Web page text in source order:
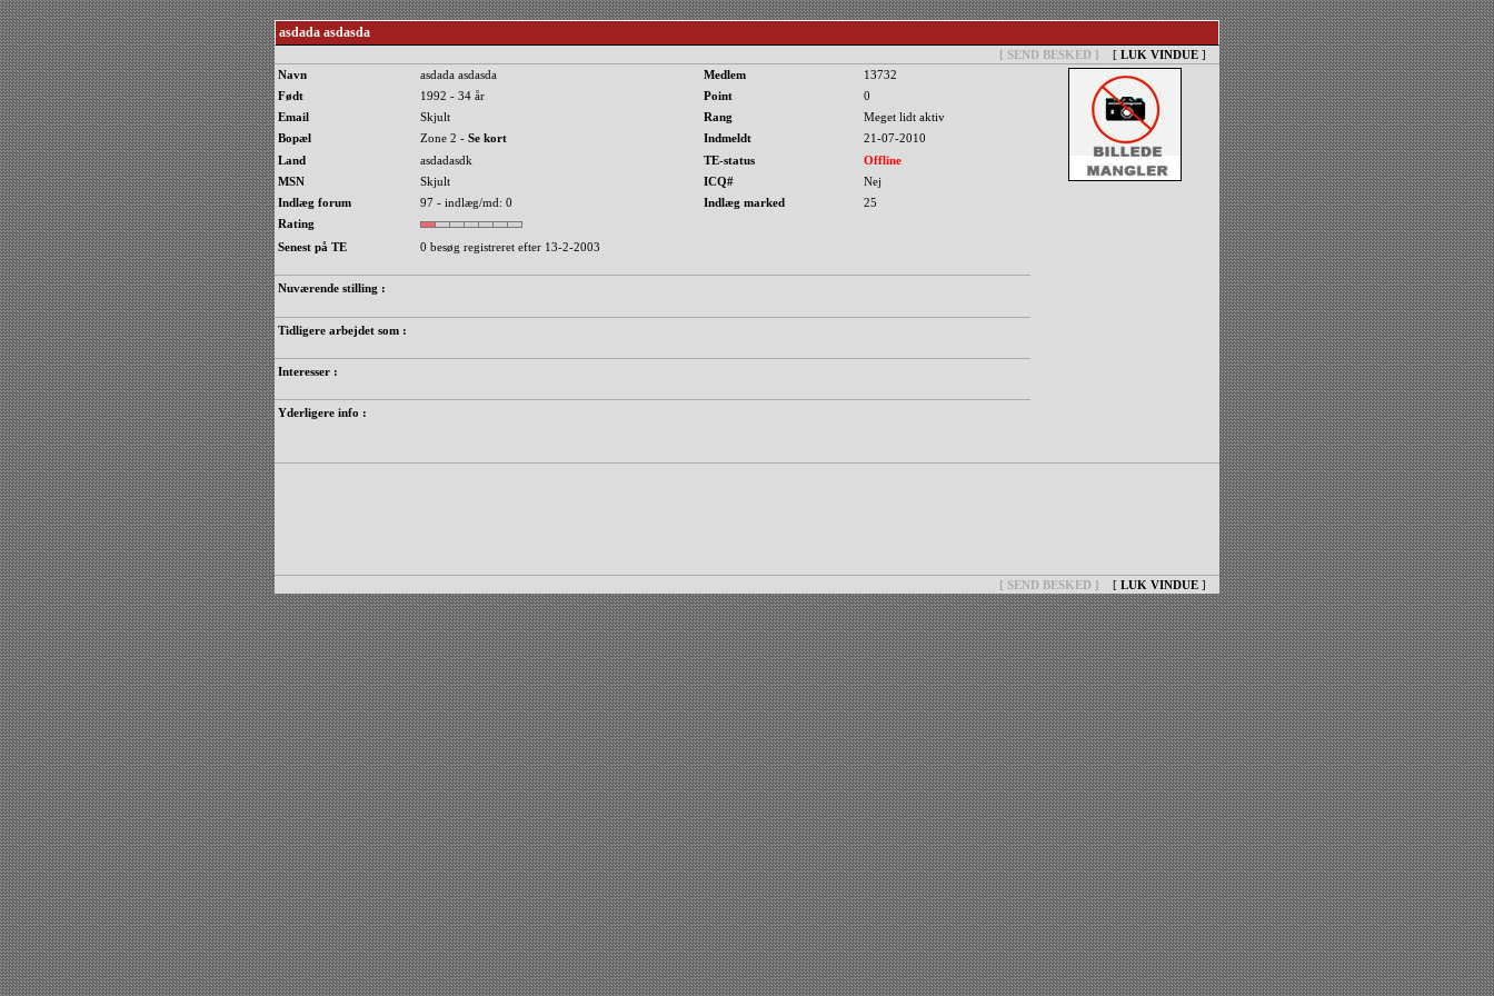
asdada asdasda
[ SEND BESKED ] [ LUK VINDUE ]
Navn
asdada asdasda Medlem
13732
Født
1992 - 34 år Point
0
Email
Skjult Rang
Meget lidt aktiv
Bopæl
Zone 2 - Se kort Indmeldt
21-07-2010
Land
asdadasdk TE-status
Offline
MSN
Skjult ICQ#
Nej
Indlæg forum
97 - indlæg/md: 0 Indlæg marked
25
Rating
Senest på TE
0 besøg registreret efter 13-2-2003
Nuværende stilling :
Tidligere arbejdet som :
Interesser :
Yderligere info :
[ SEND BESKED ] [ LUK VINDUE ]